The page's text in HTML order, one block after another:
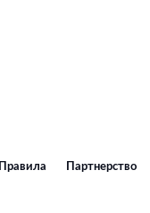
Правила Партнерство